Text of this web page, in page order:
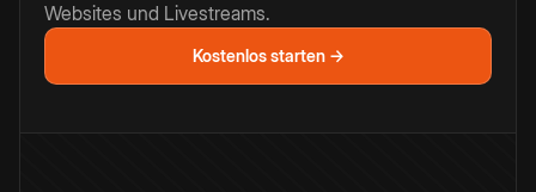
Websites und Livestreams.
Kostenlos starten →